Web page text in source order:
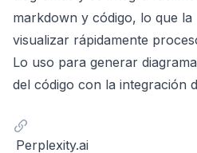
markdown y código, lo que
visualizar rápidamente
Lo uso para generar
del código con la integración
Perplexity.ai